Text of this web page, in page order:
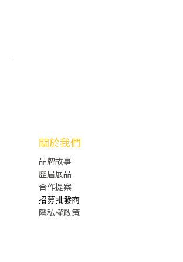
關於我們
品牌故事
歷屆展品
合作提案
招募批發商
隱私權政策